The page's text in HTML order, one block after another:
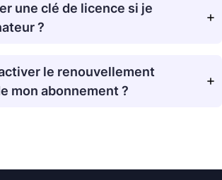
une clé de licence si je
?
le renouvellement
mon abonnement ?